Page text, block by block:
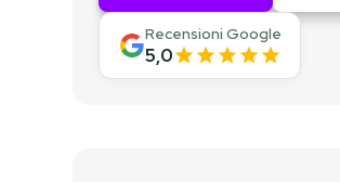
Recensioni Google
5,0